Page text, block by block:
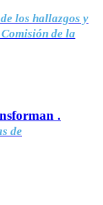
los hallazgos y
de la
.
de